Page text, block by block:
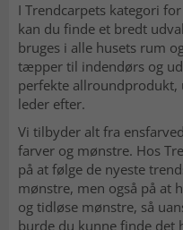
I Trendcarpets kategori
kan du finde et bredt
bruges i alle husets rum
tæpper til indendørs og
perfekte
leder efter.
Vi tilbyder alt fra
farver og mønstre. Hos
på at følge de nyeste
mønstre, men også på at
og tidløse mønstre, så
burde du kunne finde det